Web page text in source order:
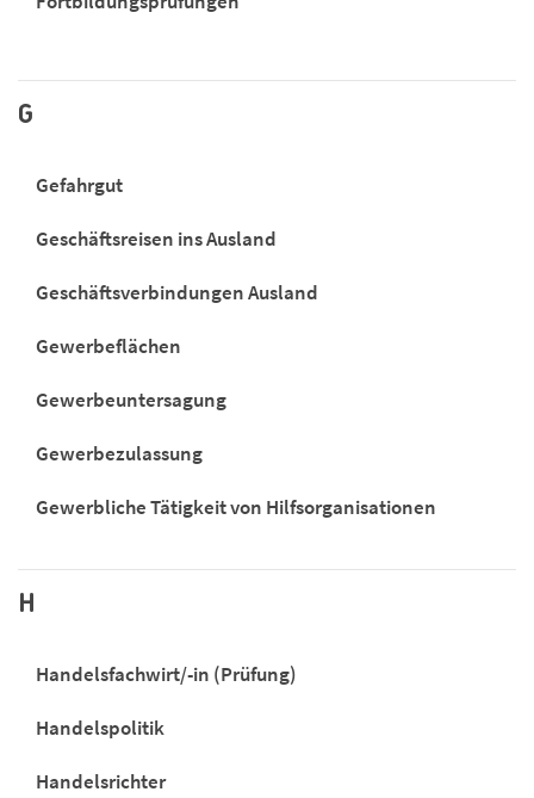
G
Gefahrgut
Geschäftsreisen ins Ausland
Geschäftsverbindungen Ausland
Gewerbeflächen
Gewerbeuntersagung
Gewerbezulassung
Gewerbliche Tätigkeit von Hilfsorganisationen
H
Handelsfachwirt/-in (Prüfung)
Handelspolitik
Handelsrichter